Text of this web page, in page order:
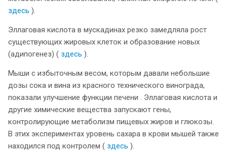
здесь ).
Эллаговая кислота в мускадинах резко замедляла рост
существующих жировых клеток и образование новых
(адипогенез) ( здесь ).
Мыши с избыточным весом, которым давали небольшие
дозы сока и вина из красного технического винограда,
показали улучшение функции печени . Эллаговая кислота и
другие химические вещества запускают гены,
контролирующие метаболизм пищевых жиров и глюкозы.
В этих экспериментах уровень сахара в крови мышей также
находился под контролем ( здесь ).